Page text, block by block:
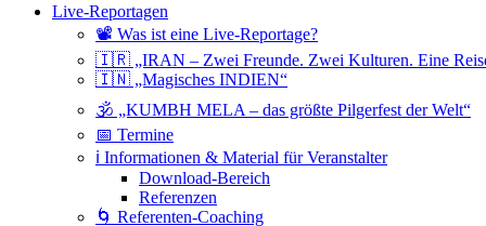
Live-Reportagen
📽 Was ist eine Live-Reportage?
🇮🇷 „IRAN – Zwei Freunde. Zwei Kulturen. Eine
🇮🇳 „Magisches INDIEN“
🕉 „KUMBH MELA – das größte Pilgerfest der Welt“
📅 Termine
ℹ️ Informationen & Material für Veranstalter
Download-Bereich
Referenzen
🌀 Referenten-Coaching